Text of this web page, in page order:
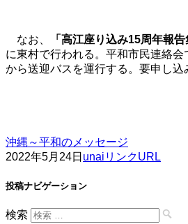
なお、 「高江座り込み15周年報告
に東村で行われる。平和市民連絡
から送迎バスを運行する。要申し込
沖縄～平和のメッセージ
2022年5月24日 unai リンクURL
投稿ナビゲーション
検索